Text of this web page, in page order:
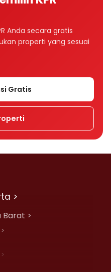
Anda secara gratis
properti yang sesuai
Gratis
>
>